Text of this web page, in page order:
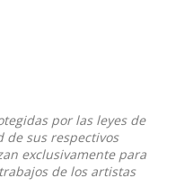
por las leyes de
de sus respectivos
exclusivamente para
de los artistas